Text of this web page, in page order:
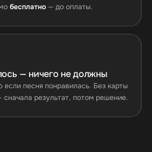
бесплатно— до оплаты.
— ничего не должны
если песня понравилась. Без карты
результат, потом решение.